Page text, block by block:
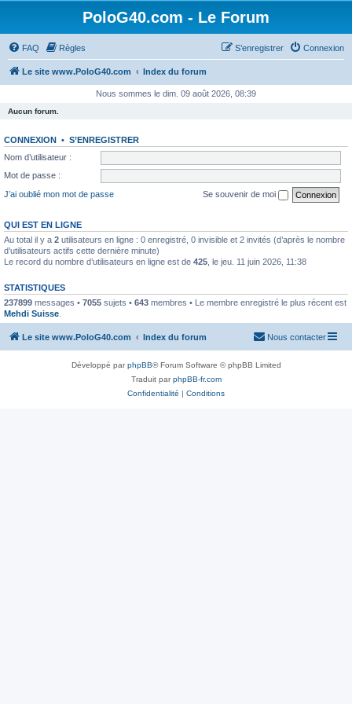
PoloG40.com - Le Forum
FAQ Règles Connexion
S’enregistrer
Le site www.PoloG40.com Index du forum
Nous sommes le dim. 09 août 2026, 08:39
Aucun forum.
CONNEXION • S’ENREGISTRER
Nom d’utilisateur :
Mot de passe :
J’ai oublié mon mot de passe
Se souvenir de moi
QUI EST EN LIGNE
Au total il y a 2 utilisateurs en ligne : 0 enregistré, 0 invisible et 2 invités (d’après le nombre
d’utilisateurs actifs cette dernière minute)
Le record du nombre d’utilisateurs en ligne est de 425 , le jeu. 11 juin 2026, 11:38
STATISTIQUES
237899 messages • 7055 sujets • 643 membres • Le membre enregistré le plus récent est
Mehdi Suisse
Le site www.PoloG40.com Index du forum Nous contacter
Développé parphpBB® Forum Software © phpBB Limited
Traduit parphpBB-fr.com
Confidentialité | Conditions